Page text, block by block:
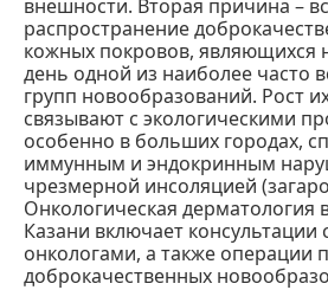
внешности. Вторая причина –
распространение
кожных покровов, являющихся
день одной из наиболее часто
групп новообразований. Рост
связывают с экологическими
особенно в больших городах,
иммунным и эндокринным
чрезмерной инсоляцией
Онкологическая дерматология
Казани включает консультации
онкологами, а также операции
доброкачественных